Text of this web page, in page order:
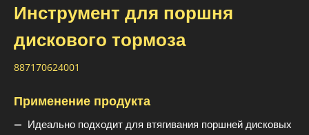
Инструмент для поршня
дискового тормоза
887170624001
Применение продукта
Идеально подходит для втягивания поршней дисковых